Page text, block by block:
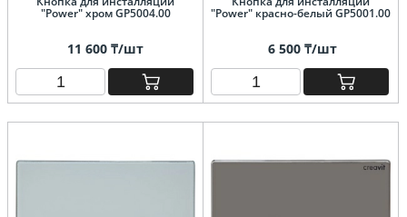
"Power" хром GP5004.00
11 600 ₸/шт
"Power" красно-белый GP5001.00
6 500 ₸/шт